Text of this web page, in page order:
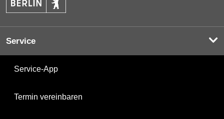
Service
Service-App
Termin vereinbaren